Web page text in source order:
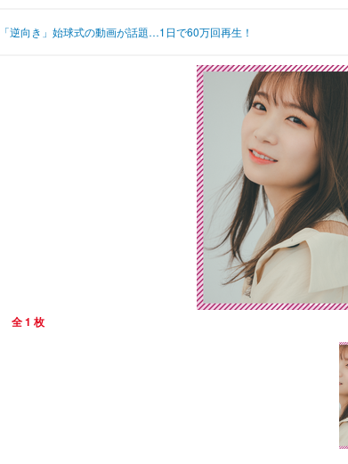
その他
逆向き」始球式の動画が話題…1日で60万回再生！
全 1 枚